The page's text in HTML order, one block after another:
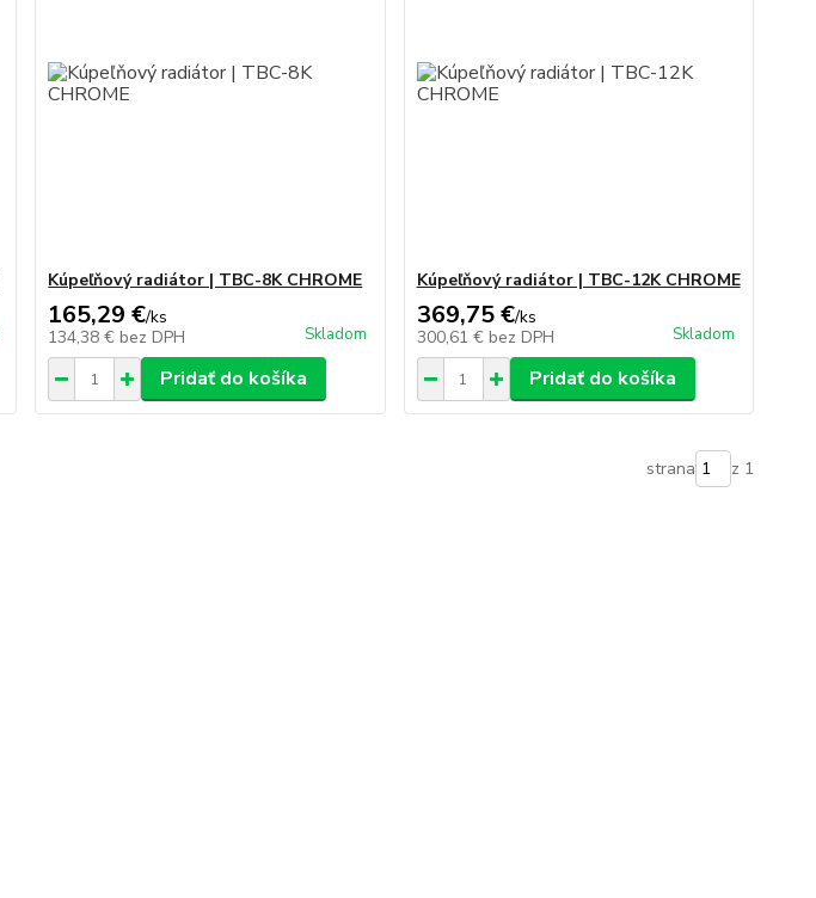
Kúpeľňový radiátor | TBC-8K CHROME
165,29 €/ks
134,38 € bez DPH Skladom
Pridať do košíka
Kúpeľňový radiátor | TBC-12K CHROME
369,75 €/ks
300,61 € bez DPH Skladom
Pridať do košíka
strana z 1